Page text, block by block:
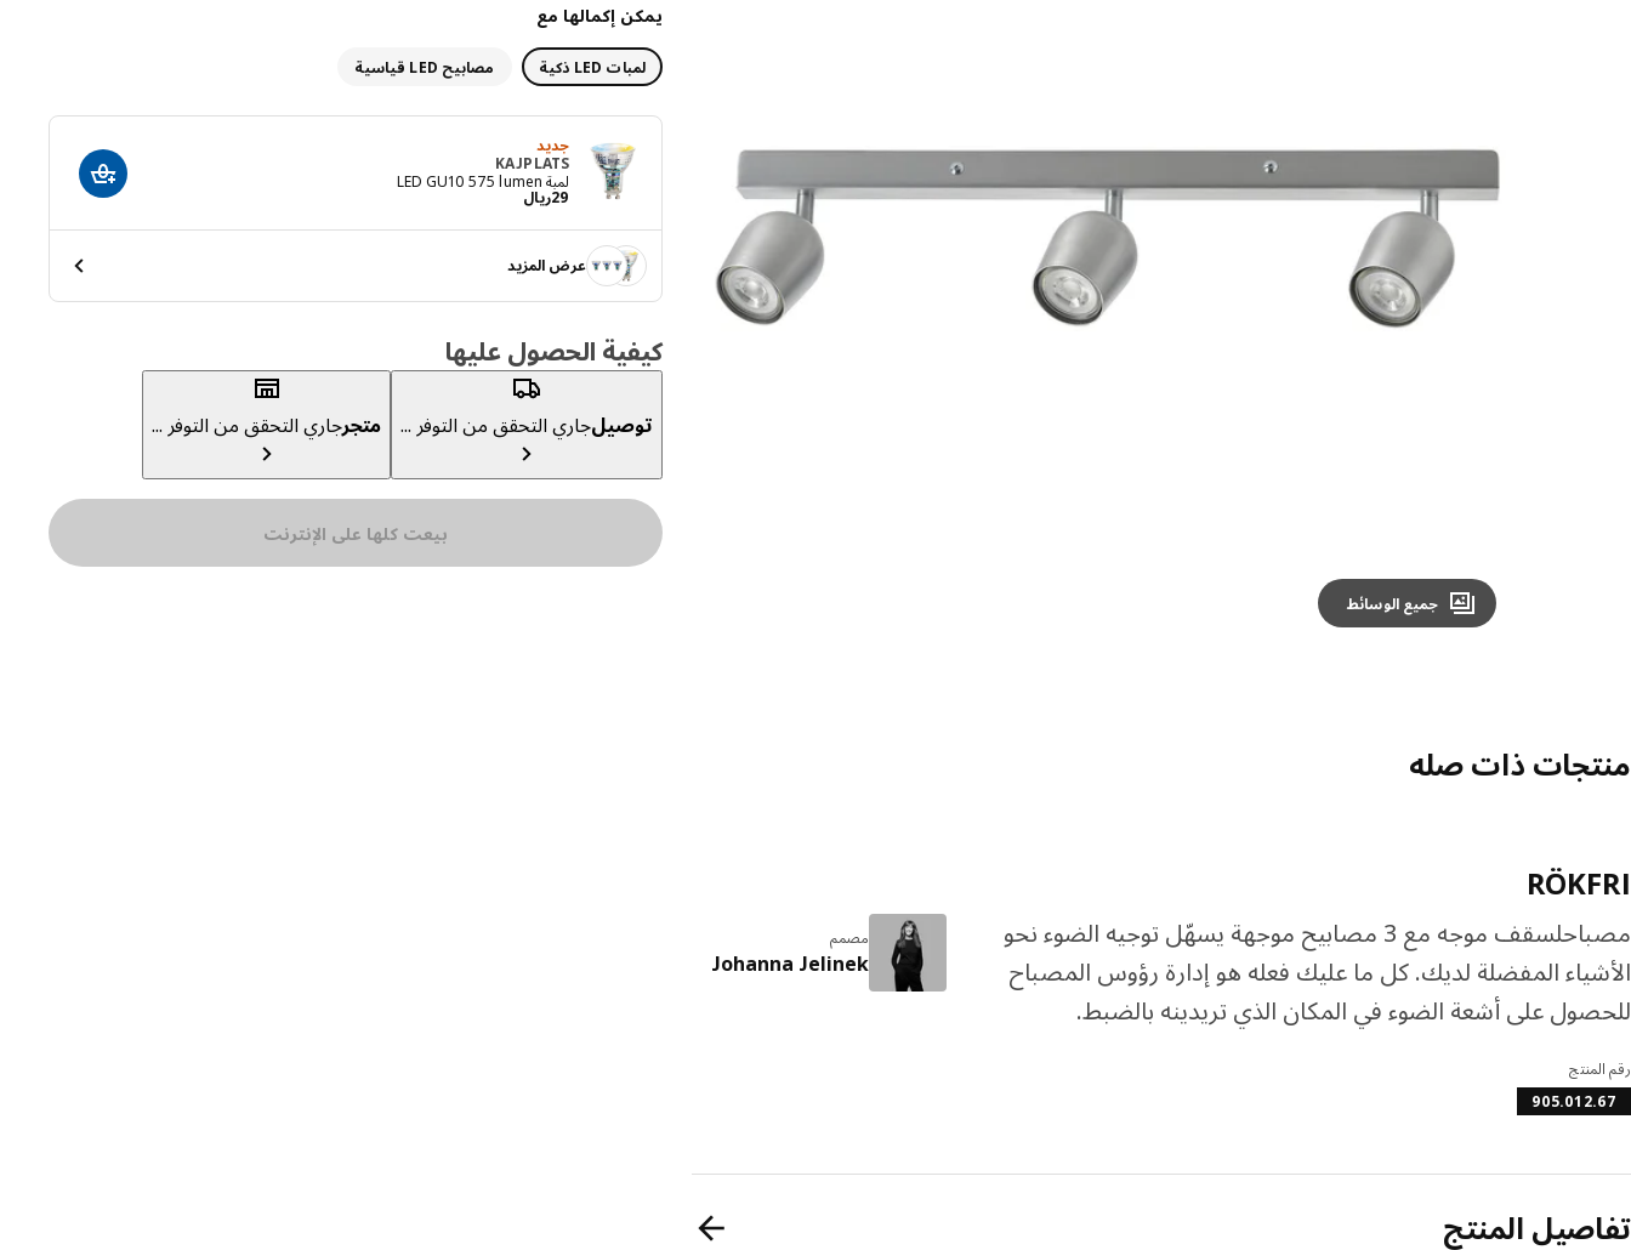
Image zoomed out, normal view
جميع الوسائط
يمكن إكمالها مع
لمبات LED ذكية مصابيح LED قياسية
جديد
KAJPLATS
لمبة LED GU10 575 lumen
ريال29
أضف إلى عربة
عرض المزيد
كيفية الحصول عليها
توصيلجاري التحقق من التوفر ... متجرجاري التحقق من التوفر ...
بيعت كلها على الإنترنت
منتجات ذات صله
RÖKFRI
مصباحلسقف موجه مع 3 مصابيح موجهة يسهّل توجيه الضوء نحو
الأشياء المفضلة لديك. كل ما عليك فعله هو إدارة رؤوس المصباح
للحصول على أشعة الضوء في المكان الذي تريدينه بالضبط.
مصمم
Johanna Jelinek
رقم المنتج
905.012.67
تفاصيل المنتج